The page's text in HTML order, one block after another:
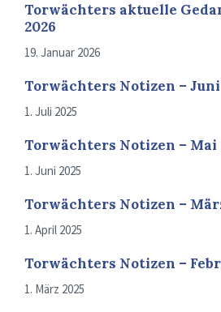
Torwächters aktuelle
2026
19. Januar 2026
Torwächters Notizen – Juni
1. Juli 2025
Torwächters Notizen – Mai
1. Juni 2025
Torwächters Notizen –
1. April 2025
Torwächters Notizen –
1. März 2025